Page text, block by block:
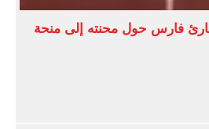
فارس حول محنته إلى منحة